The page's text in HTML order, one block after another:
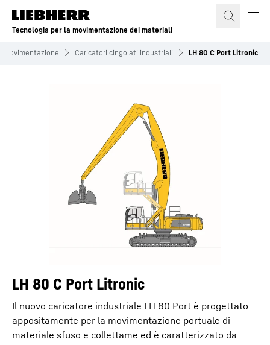
Tecnologia per la movimentazione dei materiali
movimentazione Caricatori cingolati industriali LH 80 C Port Litronic
LH 80 C Port Litronic
Il nuovo caricatore industriale LH 80 Port è progettato
appositamente per la movimentazione portuale di
materiale sfuso e collettame ed è caratterizzato da